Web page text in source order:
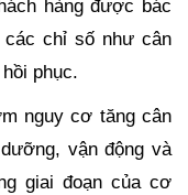
hàng được bác
chỉ số như cân
phục.
nguy cơ tăng cân
vận động và
giai đoạn của cơ